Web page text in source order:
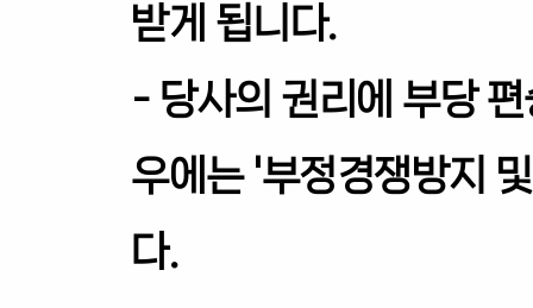
받게 됩니다.
- 당사의 권리에 부당
우에는 '부정경쟁방지
다.